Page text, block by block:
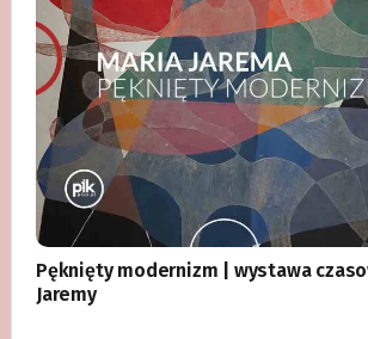
Pęknięty modernizm | wystawa
Jaremy